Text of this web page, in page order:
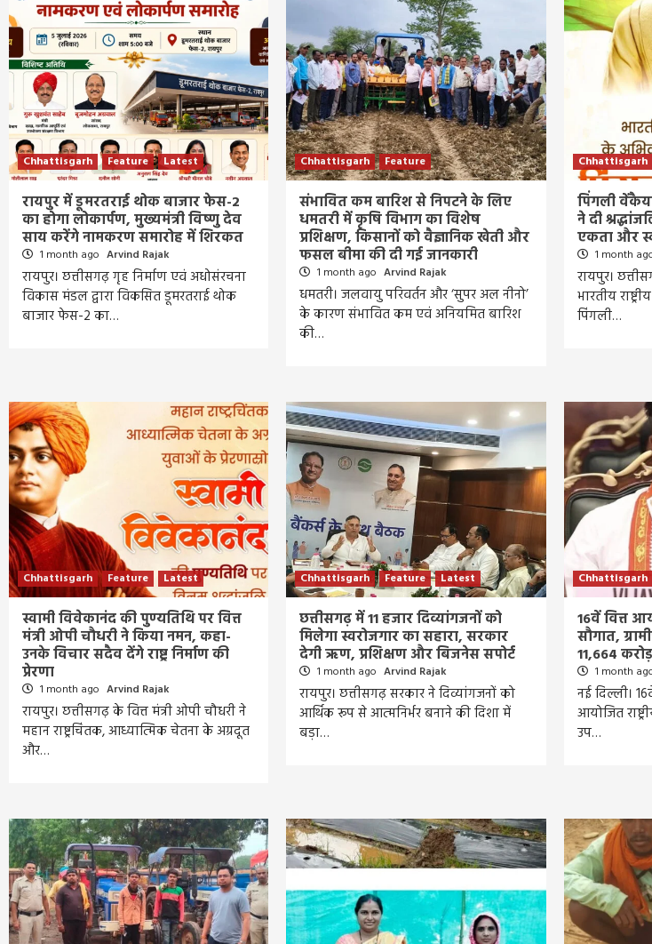
Chhattisgarh Feature Latest
रायपुर में डूमरतराई थोक बाजार फेस-2
का होगा लोकार्पण, मुख्यमंत्री विष्णु देव
साय करेंगे नामकरण समारोह में शिरकत
1 month ago Arvind Rajak
रायपुर। छत्तीसगढ़ गृह निर्माण एवं अधोसंरचना
विकास मंडल द्वारा विकसित डूमरतराई थोक
बाजार फेस-2 का…
Chhattisgarh Feature
संभावित कम बारिश से निपटने के लिए
धमतरी में कृषि विभाग का विशेष
प्रशिक्षण, किसानों को वैज्ञानिक खेती और
फसल बीमा की दी गई जानकारी
1 month ago Arvind Rajak
धमतरी। जलवायु परिवर्तन और ‘सुपर अल नीनो’
के कारण संभावित कम एवं अनियमित बारिश
की…
Chhattisgarh
पिंगली
ने दी
एकता और
1 month
रायपुर।
भारतीय
पिंगली…
Chhattisgarh Feature Latest
स्वामी विवेकानंद की पुण्यतिथि पर वित्त
मंत्री ओपी चौधरी ने किया नमन, कहा-
उनके विचार सदैव देंगे राष्ट्र निर्माण की
प्रेरणा
1 month ago Arvind Rajak
रायपुर। छत्तीसगढ़ के वित्त मंत्री ओपी चौधरी ने
महान राष्ट्रचिंतक, आध्यात्मिक चेतना के अग्रदूत
और…
Chhattisgarh Feature Latest
छत्तीसगढ़ में 11 हजार दिव्यांगजनों को
मिलेगा स्वरोजगार का सहारा, सरकार
देगी ऋण, प्रशिक्षण और बिजनेस सपोर्ट
1 month ago Arvind Rajak
रायपुर। छत्तीसगढ़ सरकार ने दिव्यांगजनों को
आर्थिक रूप से आत्मनिर्भर बनाने की दिशा में
बड़ा…
Chhattisgarh
16वें वित्त
सौगात,
11,664
1 month
नई दिल्ली।
आयोजित
उप…